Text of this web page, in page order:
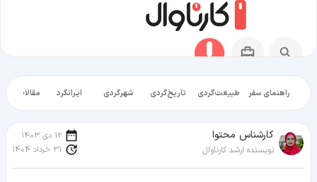
راهنمای سفر طبیعت‌گردی تاریخ‌گردی شهرگردی ایرانگرد مقالات
کارشناس محتوا
نویسنده ارشد کارناوال
12 دی 1403
31 خرداد 1404